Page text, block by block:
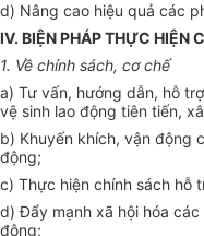
d) Nâng cao hiệu quả các
IV. BIỆN PHÁP THỰC HIỆN
1. Về chính sách, cơ chế
a) Tư vấn, hướng dẫn, hỗ
vệ sinh lao động tiên tiến,
b) Khuyến khích, vận động
động;
c) Thực hiện chính sách hỗ
d) Đẩy mạnh xã hội hóa
động;